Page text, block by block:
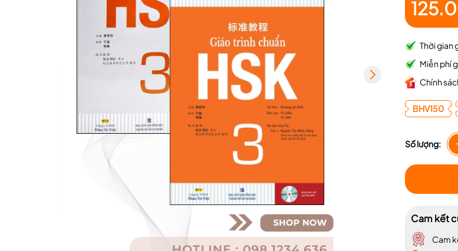
Thời gian
Miễn phí
Chính
BHV150
Số lượng:
Cam kết
Cam
Điều kiện: